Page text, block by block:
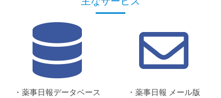
・薬事日報データベース ・薬事日報 メール版